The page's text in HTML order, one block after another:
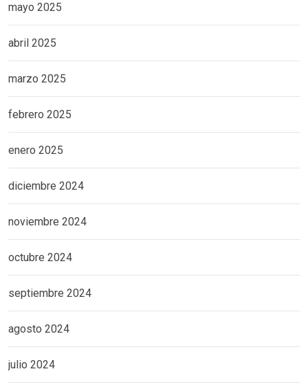
mayo 2025
abril 2025
marzo 2025
febrero 2025
enero 2025
diciembre 2024
noviembre 2024
octubre 2024
septiembre 2024
agosto 2024
julio 2024